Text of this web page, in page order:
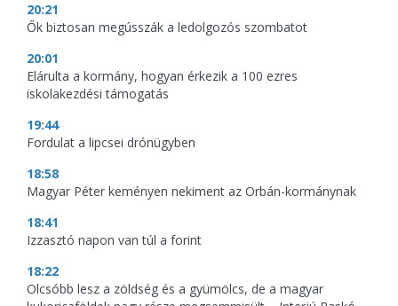
20:21
Ők biztosan megússzák a ledolgozós szombatot
20:01
Elárulta a kormány, hogyan érkezik a 100 ezres
iskolakezdési támogatás
19:44
Fordulat a lipcsei drónügyben
18:58
Magyar Péter keményen nekiment az Orbán-kormánynak
18:41
Izzasztó napon van túl a forint
18:22
Olcsóbb lesz a zöldség és a gyümölcs, de a magyar